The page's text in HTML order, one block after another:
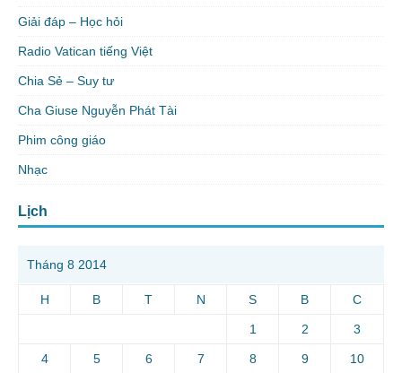
Giải đáp – Học hỏi
Radio Vatican tiếng Việt
Chia Sẻ – Suy tư
Cha Giuse Nguyễn Phát Tài
Phim công giáo
Nhạc
Lịch
Tháng 8 2014
H B T N S B C
1 2 3
4 5 6 7 8 9 10